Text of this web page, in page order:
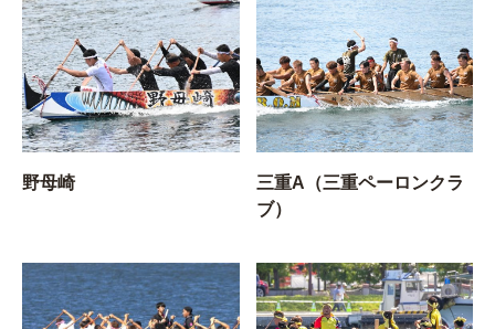
野母崎
三重A（三重ペーロンクラ
ブ）